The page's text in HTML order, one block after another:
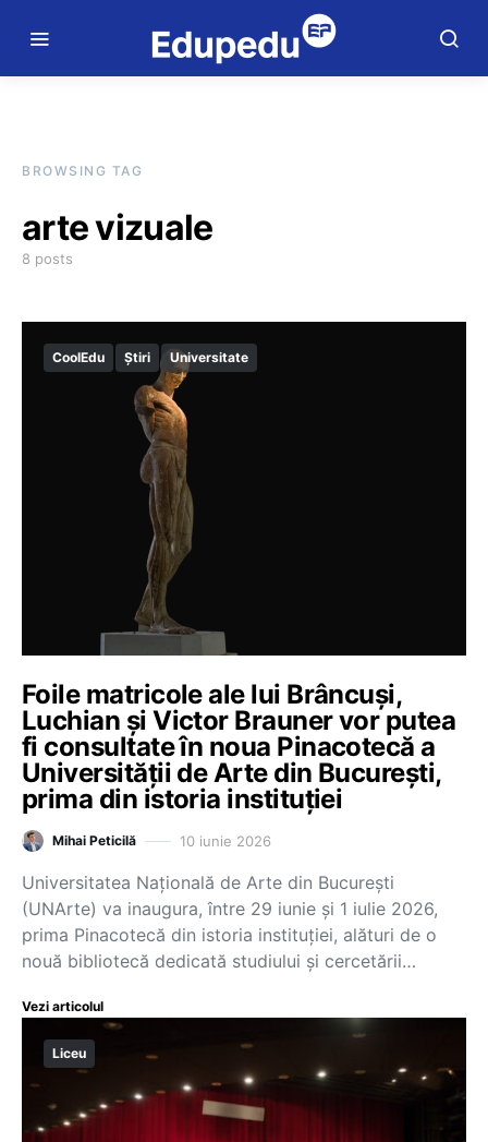
BROWSING TAG
arte vizuale
8 posts
CoolEdu Știri Universitate
Foile matricole ale lui Brâncuși,
Luchian și Victor Brauner vor putea
fi consultate în noua Pinacotecă a
Universității de Arte din București,
prima din istoria instituției
Mihai Peticilă 10 iunie 2026
Universitatea Națională de Arte din București
(UNArte) va inaugura, între 29 iunie și 1 iulie 2026,
prima Pinacotecă din istoria instituției, alături de o
nouă bibliotecă dedicată studiului și cercetării…
Vezi articolul
Liceu